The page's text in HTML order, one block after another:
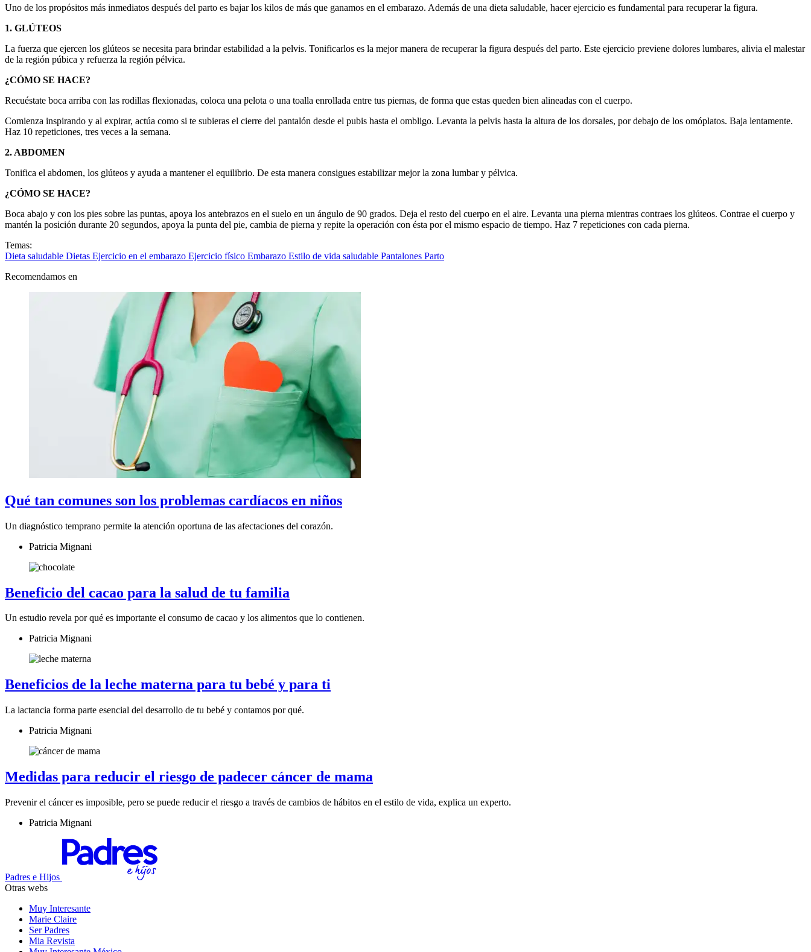
seconds
1
13
secondsVolume
0%
Uno de los propósitos más inmediatos después del parto es bajar los kilos de más que ganamos en el embarazo. Además de una dieta saludable, hacer ejercicio es fundamental para recuperar la figura.
1. GLÚTEOS
La fuerza que ejercen los glúteos se necesita para brindar estabilidad a la pelvis. Tonificarlos es la mejor manera de recuperar la figura después del parto. Este ejercicio previene dolores lumbares, alivia el malestar
de la región púbica y refuerza la región pélvica.
¿CÓMO SE HACE?
Recuéstate boca arriba con las rodillas flexionadas, coloca una pelota o una toalla enrollada entre tus piernas, de forma que estas queden bien alineadas con el cuerpo.
Comienza inspirando y al expirar, actúa como si te subieras el cierre del pantalón desde el pubis hasta el ombligo. Levanta la pelvis hasta la altura de los dorsales, por debajo de los omóplatos. Baja lentamente.
Haz 10 repeticiones, tres veces a la semana.
2. ABDOMEN
Tonifica el abdomen, los glúteos y ayuda a mantener el equilibrio. De esta manera consigues estabilizar mejor la zona lumbar y pélvica.
¿CÓMO SE HACE?
Boca abajo y con los pies sobre las puntas, apoya los antebrazos en el suelo en un ángulo de 90 grados. Deja el resto del cuerpo en el aire. Levanta una pierna mientras contraes los glúteos. Contrae el cuerpo y
mantén la posición durante 20 segundos, apoya la punta del pie, cambia de pierna y repite la operación con ésta por el mismo espacio de tiempo. Haz 7 repeticiones con cada pierna.
Temas:
Dieta saludable Dietas Ejercicio en el embarazo Ejercicio físico Embarazo Estilo de vida saludable Pantalones Parto
Recomendamos en
Qué tan comunes son los problemas cardíacos en niños
Un diagnóstico temprano permite la atención oportuna de las afectaciones del corazón.
Patricia Mignani
Beneficio del cacao para la salud de tu familia
Un estudio revela por qué es importante el consumo de cacao y los alimentos que lo contienen.
Patricia Mignani
Beneficios de la leche materna para tu bebé y para ti
La lactancia forma parte esencial del desarrollo de tu bebé y contamos por qué.
Patricia Mignani
Medidas para reducir el riesgo de padecer cáncer de mama
Prevenir el cáncer es imposible, pero se puede reducir el riesgo a través de cambios de hábitos en el estilo de vida, explica un experto.
Patricia Mignani
Padres e Hijos
Otras webs
Muy Interesante
Marie Claire
Ser Padres
Mia Revista